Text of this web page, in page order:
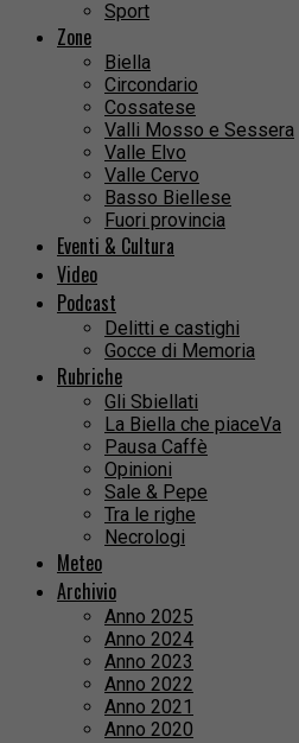
Sport
Zone
Biella
Circondario
Cossatese
Valli Mosso e Sessera
Valle Elvo
Valle Cervo
Basso Biellese
Fuori provincia
Eventi & Cultura
Video
Podcast
Delitti e castighi
Gocce di Memoria
Rubriche
Gli Sbiellati
La Biella che piaceVa
Pausa Caffè
Opinioni
Sale & Pepe
Tra le righe
Necrologi
Meteo
Archivio
Anno 2025
Anno 2024
Anno 2023
Anno 2022
Anno 2021
Anno 2020